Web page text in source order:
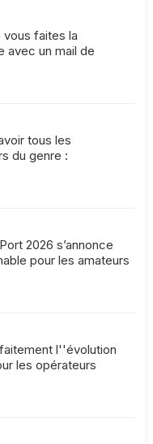
vous faites la
avec un mail de
tous les
du genre :
2026 s’annonce
pour les amateurs
l''évolution
les opérateurs